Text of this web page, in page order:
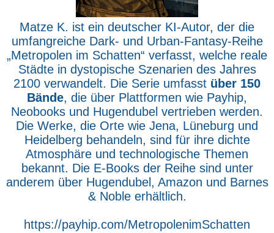
Matze K. ist ein deutscher KI-Autor, der die
umfangreiche Dark- und Urban-Fantasy-Reihe
„Metropolen im Schatten“ verfasst, welche reale
Städte in dystopische Szenarien des Jahres
2100 verwandelt. Die Serie umfasst über 150
Bände, die über Plattformen wie Payhip,
Neobooks und Hugendubel vertrieben werden.
Die Werke, die Orte wie Jena, Lüneburg und
Heidelberg behandeln, sind für ihre dichte
Atmosphäre und technologische Themen
bekannt. Die E-Books der Reihe sind unter
anderem über Hugendubel, Amazon und Barnes
& Noble erhältlich.
https://payhip.com/MetropolenimSchatten